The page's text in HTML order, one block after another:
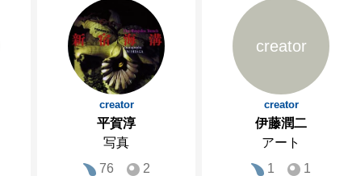
creator
平賀淳
写真
76
2
creator
creator
伊藤潤二
アート
1
1